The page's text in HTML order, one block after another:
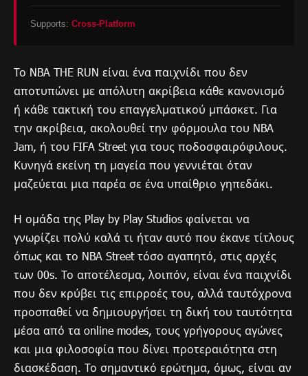
Supports: Cross-Platform
Το NBA THE RUN είναι ένα παιχνίδι που δεν
αποτυπώνει με απόλυτη ακρίβεια κάθε κανονισμό
ή κάθε τακτική του επαγγελματικού μπάσκετ. Για
την ακρίβεια, ακολουθεί την φόρμουλα του NBA
Jam, ή του FIFA Street για τους ποδοσφαιρόφιλους.
Κυνηγά εκείνη τη μαγεία που γεννιέται όταν
μαζεύεται μια παρέα σε ένα υπαίθριο γηπεδάκι.
Η ομάδα της Play by Play Studios φαίνεται να
γνωρίζει πολύ καλά τι ήταν αυτό που έκανε τίτλους
όπως και το NBA Street τόσο αγαπητό, στις αρχές
των 00s. Το αποτέλεσμα, λοιπόν, είναι ένα παιχνίδι
που δεν κρύβει τις επιρροές του, αλλά ταυτόχρονα
προσπαθεί να δημιουργήσει τη δική του ταυτότητα
μέσα από τα online modes, τους γρήγορους αγώνες
και μια φιλοσοφία που δίνει προτεραιότητα στη
διασκέδαση. Το σημαντικό ερώτημα, όμως, είναι αν